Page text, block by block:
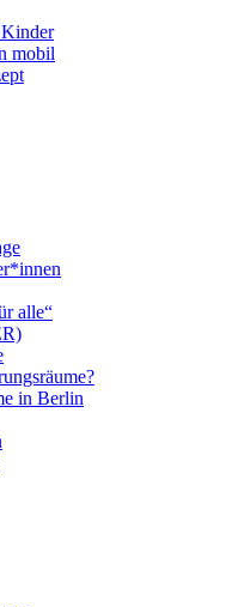
mobil
alle“
in Berlin